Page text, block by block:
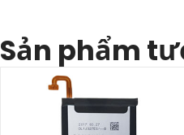
Sản phẩm